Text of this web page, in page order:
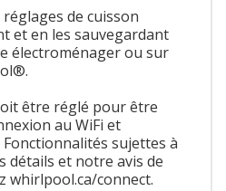
réglages de cuisson
et en les sauvegardant
électroménager ou sur
être réglé pour être
au WiFi et
sujettes à
détails et notre avis de
whirlpool.ca/connect.